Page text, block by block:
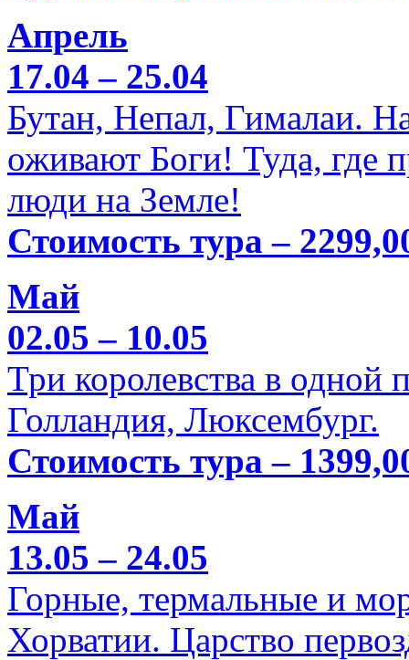
Апрель
17.04 – 25.04
Бутан, Непал, Гималаи.
оживают Боги! Туда, где
люди на Земле!
Стоимость тура –
Май
02.05 – 10.05
Три королевства в одной
Голландия, Люксембург.
Стоимость тура –
Май
13.05 – 24.05
Горные, термальные и
Хорватии. Царство